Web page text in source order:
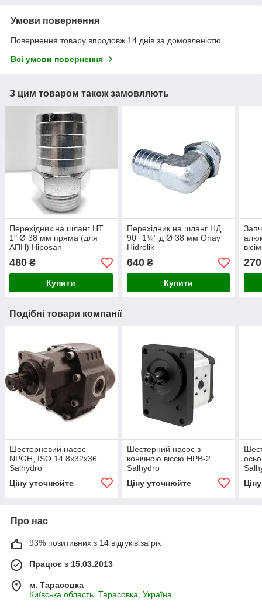
Умови повернення
Повернення товару впродовж 14 днів за домовленістю
Всі умови повернення
З цим товаром також замовляють
Перехідник на шланг НТ
1" Ø 38 мм пряма (для
АПН) Hiposan
480 ₴
Купити
Перехідник на шланг НД
90° 1¼” д Ø 38 мм Onay
Hidrolik
640₴
Купити
270
Подібні товари компанії
Шестерневий насос
NPGH, ISO 14 8x32x36
Salhydro
Ціну уточнюйте
Шестерний насос з
конічною віссю HPB-2
Salhydro
Ціну уточнюйте
Про нас
93% позитивних з 14 відгуків за рік
Працює з 15.03.2013
м. Тарасовка
Київська область, Тарасовка, Україна